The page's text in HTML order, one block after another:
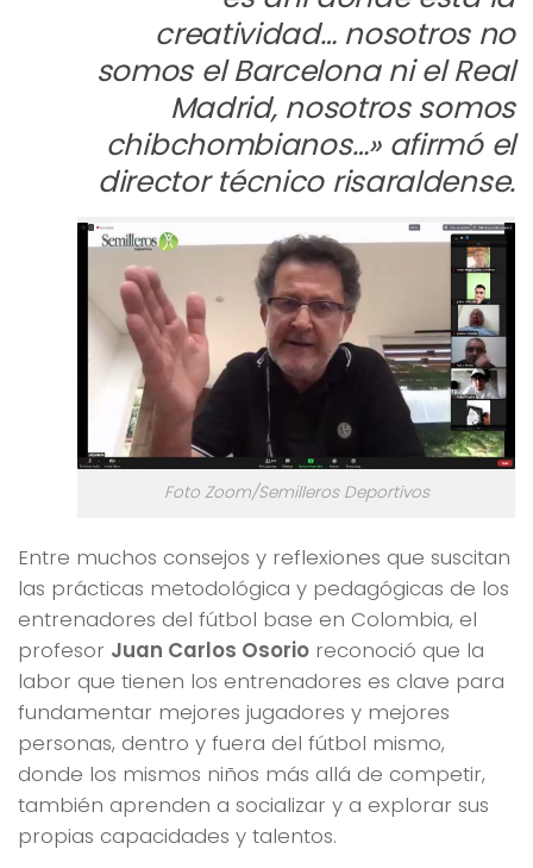
creatividad… nosotros no
somos el Barcelona ni el Real
Madrid, nosotros somos
chibchombianos…» afirmó el
director técnico risaraldense.
Foto Zoom/Semilleros Deportivos
Entre muchos consejos y reflexiones que suscitan
las prácticas metodológica y pedagógicas de los
entrenadores del fútbol base en Colombia, el
profesor Juan Carlos Osorio reconoció que la
labor que tienen los entrenadores es clave para
fundamentar mejores jugadores y mejores
personas, dentro y fuera del fútbol mismo,
donde los mismos niños más allá de competir,
también aprenden a socializar y a explorar sus
propias capacidades y talentos.